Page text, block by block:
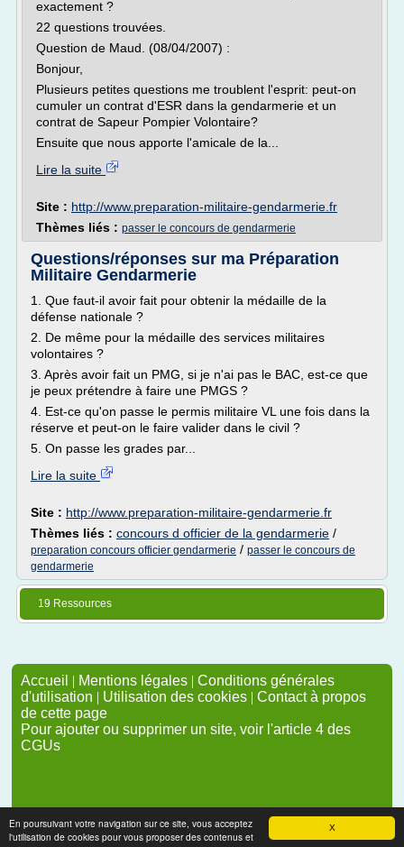
X
En poursuivant votre navigation sur ce site, vous acceptez
l'utilisation de cookies pour vous proposer des contenus et
exactement ?
22 questions trouvées.
Question de Maud. (08/04/2007) :
Bonjour,
Plusieurs petites questions me troublent l'esprit: peut-on
cumuler un contrat d'ESR dans la gendarmerie et un
contrat de Sapeur Pompier Volontaire?
Ensuite que nous apporte l'amicale de la...
Lire la suite
Site : http://www.preparation-militaire-gendarmerie.fr
Thèmes liés : passer le concours de gendarmerie
Questions/réponses sur ma Préparation
Militaire Gendarmerie
1. Que faut-il avoir fait pour obtenir la médaille de la
défense nationale ?
2. De même pour la médaille des services militaires
volontaires ?
3. Après avoir fait un PMG, si je n'ai pas le BAC, est-ce que
je peux prétendre à faire une PMGS ?
4. Est-ce qu'on passe le permis militaire VL une fois dans la
réserve et peut-on le faire valider dans le civil ?
5. On passe les grades par...
Lire la suite
Site : http://www.preparation-militaire-gendarmerie.fr
Thèmes liés : concours d officier de la gendarmerie /
preparation concours officier gendarmerie / passer le concours de
gendarmerie
19 Ressources
Accueil | Mentions légales | Conditions générales
d'utilisation | Utilisation des cookies | Contact à propos
de cette page
Pour ajouter ou supprimer un site, voir l'article 4 des
CGUs